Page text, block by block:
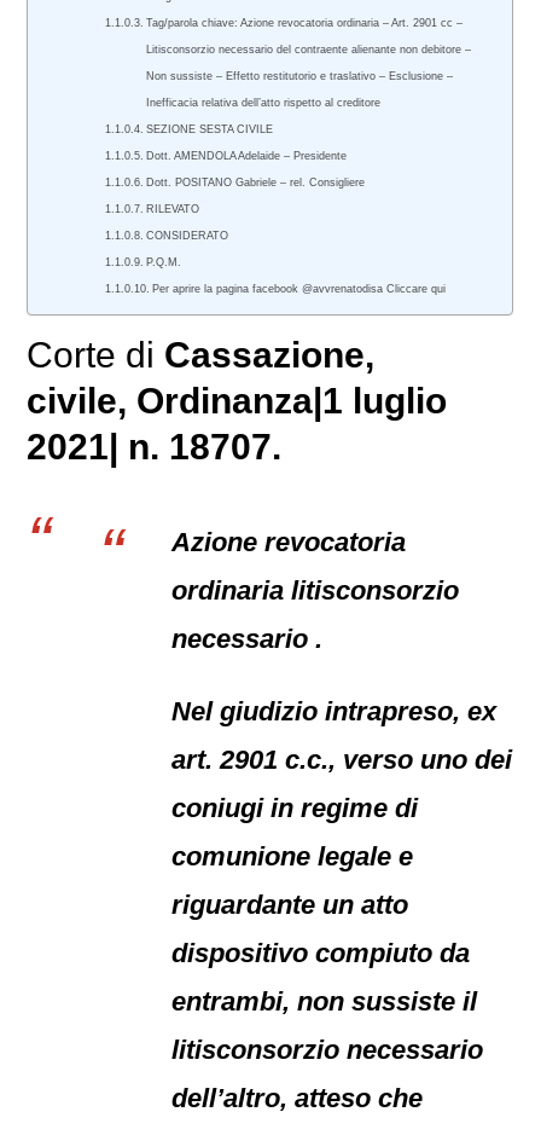
Tag/parola chiave: Azione revocatoria ordinaria – Art. 2901 cc –
Litisconsorzio necessario del contraente alienante non debitore –
Non sussiste – Effetto restitutorio e traslativo – Esclusione –
Inefficacia relativa dell’atto rispetto al creditore
SEZIONE SESTA CIVILE
Dott. AMENDOLA Adelaide – Presidente
Dott. POSITANO Gabriele – rel. Consigliere
RILEVATO
CONSIDERATO
P.Q.M.
Per aprire la pagina facebook @avvrenatodisa Cliccare qui
Corte di Cassazione,
civile, Ordinanza|1 luglio
2021| n. 18707.
Azione revocatoria
ordinaria litisconsorzio
necessario .
Nel giudizio intrapreso, ex
art. 2901 c.c., verso uno dei
coniugi in regime di
comunione legale e
riguardante un atto
dispositivo compiuto da
entrambi, non sussiste il
litisconsorzio necessario
dell’altro, atteso che